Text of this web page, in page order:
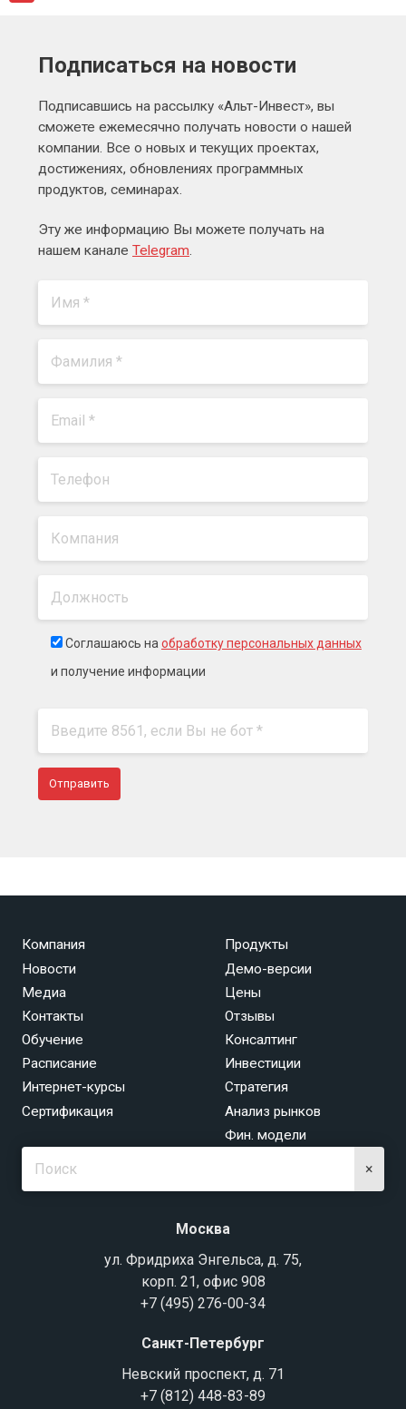
Подписаться на новости
Подписавшись на рассылку «Альт-Инвест», вы
сможете ежемесячно получать новости о нашей
компании. Все о новых и текущих проектах,
достижениях, обновлениях программных
продуктов, семинарах.
Эту же информацию Вы можете получать на
нашем канале Telegram.
Соглашаюсь на обработку персональных данных
и получение информации
Компания
Новости
Медиа
Контакты
Продукты
Демо-версии
Цены
Отзывы
Обучение
Расписание
Интернет-курсы
Сертификация
Консалтинг
Инвестиции
Стратегия
Анализ рынков
Фин. модели
×
Москва
ул. Фридриха Энгельса, д. 75,
корп. 21, офис 908
+7 (495) 276-00-34
Санкт-Петербург
Невский проспект, д. 71
+7 (812) 448-83-89